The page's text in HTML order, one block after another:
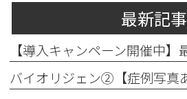
最新記事